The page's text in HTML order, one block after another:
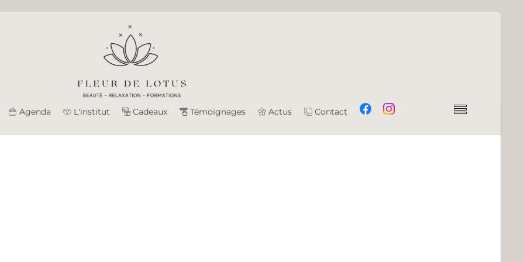
Agenda L'institut Cadeaux Témoignages Actus Contact